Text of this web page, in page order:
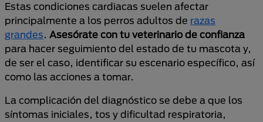
Estas condiciones cardiacas suelen afectar
principalmente a los perros adultos de razas
grandes. Asesórate con tu veterinario de confianza
para hacer seguimiento del estado de tu mascota y,
de ser el caso, identificar su escenario específico, así
como las acciones a tomar.
La complicación del diagnóstico se debe a que los
síntomas iniciales, tos y dificultad respiratoria,